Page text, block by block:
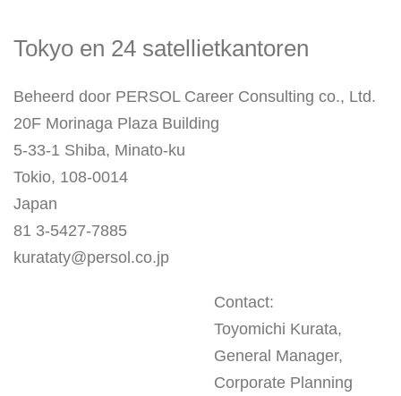
Tokyo en 24 satellietkantoren
Beheerd door PERSOL Career Consulting co., Ltd.
20F Morinaga Plaza Building
5-33-1 Shiba, Minato-ku
Tokio, 108-0014
Japan
81 3-5427-7885
kurataty@persol.co.jp
Contact:
Toyomichi Kurata,
General Manager,
Corporate Planning